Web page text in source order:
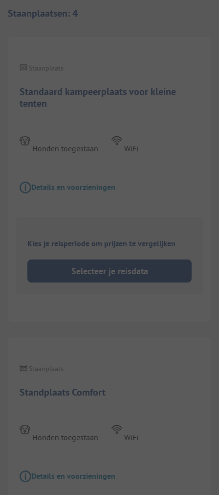
Staanplaatsen:4
Standaard kampeerplaats voor kleine
tenten
Staanplaats
Honden toegestaan WiFi
Details en voorzieningen
Kies je reisperiode om prijzen te vergelijken
Selecteer je reisdata
Standplaats Comfort
Staanplaats
Honden toegestaan WiFi
Details en voorzieningen